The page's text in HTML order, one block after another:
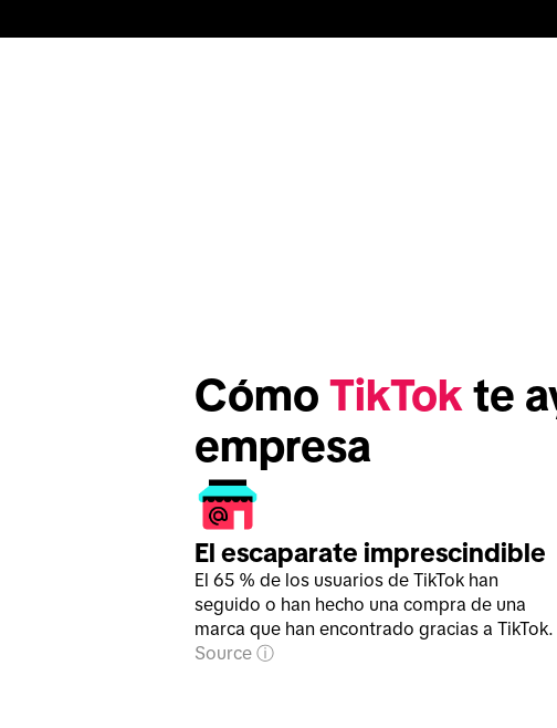
Cómo TikTok te
empresa
El escaparate imprescindible
El 65 % de los usuarios de TikTok han
seguido o han hecho una compra de una
marca que han encontrado gracias a TikTok.
Source